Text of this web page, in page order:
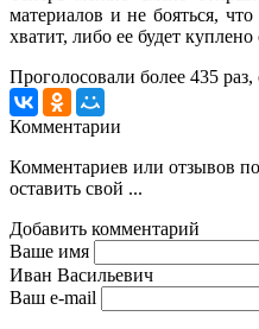
материалов и не бояться,
хватит, либо ее будет
Проголосовали более 435
Комментарии
Комментариев или отзывов
оставить свой ...
Добавить комментарий
Ваше имя
Иван Васильевич
Ваш e-mail